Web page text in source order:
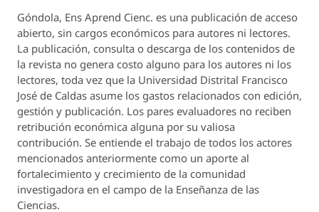
Góndola, Ens Aprend Cienc. es una publicación de acceso
abierto, sin cargos económicos para autores ni lectores.
La publicación, consulta o descarga de los contenidos de
la revista no genera costo alguno para los autores ni los
lectores, toda vez que la Universidad Distrital Francisco
José de Caldas asume los gastos relacionados con edición,
gestión y publicación. Los pares evaluadores no reciben
retribución económica alguna por su valiosa
contribución. Se entiende el trabajo de todos los actores
mencionados anteriormente como un aporte al
fortalecimiento y crecimiento de la comunidad
investigadora en el campo de la Enseñanza de las
Ciencias.